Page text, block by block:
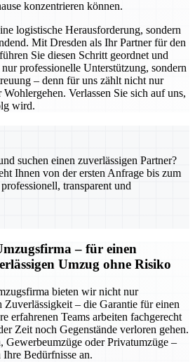
konzentrieren können.
logistische Herausforderung, sondern
Mit Dresden als Ihr Partner für den
Sie diesen Schritt geordnet und
professionelle Unterstützung, sondern
– denn für uns zählt nicht nur
Verlassen Sie sich auf uns,
wird.
suchen einen zuverlässigen Partner?
Ihnen von der ersten Anfrage bis zum
transparent und
– für einen
Umzug ohne Risiko
bieten wir nicht nur
Zuverlässigkeit – die Garantie für einen
erfahrenen Teams arbeiten fachgerecht
Zeit noch Gegenstände verloren gehen.
Gewerbeumzüge oder Privatumzüge –
Bedürfnisse an.